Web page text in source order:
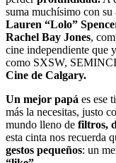
suma muchísimo con su
Lauren “Lolo”
Rachel Bay Jones,
cine independiente que
como SXSW,
Cine de Calgary.
Un mejor papá es ese
más la necesitas, justo
mundo lleno de filtros,
esta cinta nos recuerda
gestos pequeños: un